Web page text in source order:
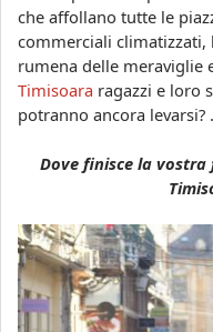
che affollano tutte le
commerciali climatizzati,
rumena delle meraviglie
Timisoara ragazzi e loro
potranno ancora levarsi?
Dove finisce la